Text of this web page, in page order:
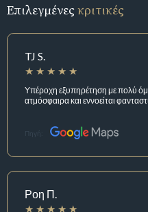
Επιλεγμένεςκριτικές
TJ S.
Υπέροχη εξυπηρέτηση με πολύ
ατμόσφαιρα και εννοείται
Πηγή:
Ροη Π.